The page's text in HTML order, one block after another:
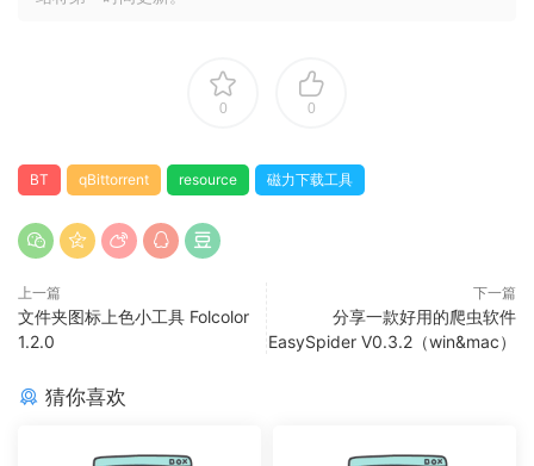
0 0
BT qBittorrent resource 磁力下载工具
上一篇
文件夹图标上色小工具 Folcolor
1.2.0
下一篇
分享一款好用的爬虫软件
EasySpider V0.3.2（win&mac）
猜你喜欢